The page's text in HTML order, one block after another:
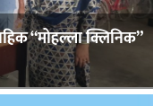
“मोहल्ला क्लिनिक”